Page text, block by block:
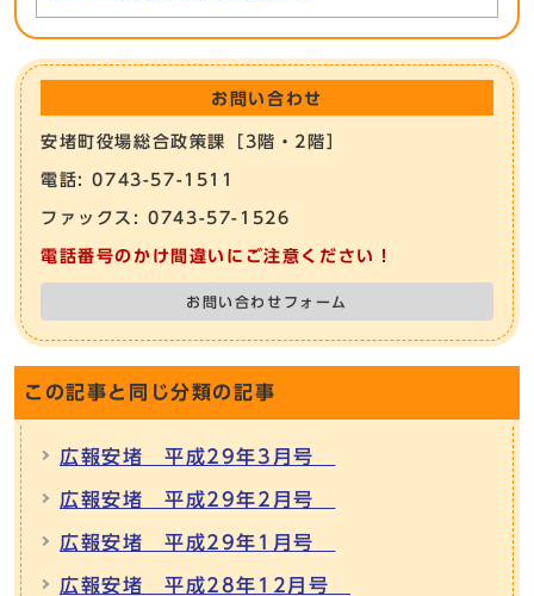
お問い合わせ
安堵町役場総合政策課［3階・2階］
電話: 0743-57-1511
ファックス: 0743-57-1526
電話番号のかけ間違いにご注意ください！
お問い合わせフォーム
この記事と同じ分類の記事
広報安堵 平成29年3月号
広報安堵 平成29年2月号
広報安堵 平成29年1月号
広報安堵 平成28年12月号